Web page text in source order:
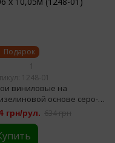
Подарок
1248-01
виниловые на
основе серо-
Славянские обои
Class В188 Артур 1,06 х
(1248-01)
грн/рул. 634 грн